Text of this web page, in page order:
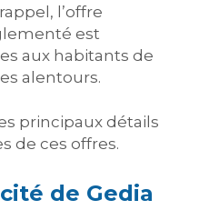
l’offre
est
aux habitants de
alentours.
principaux détails
de ces offres.
de Gedia